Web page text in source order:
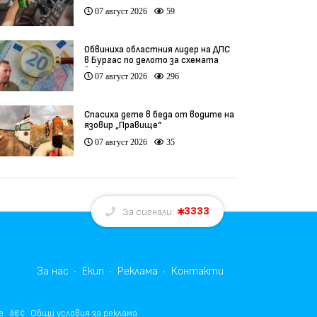
07 август 2026 59
Обвиниха областния лидер на ДПС
в Бургас по делото за схемата
във ВиК
07 август 2026 296
Спасиха дете в беда от водите на
язовир „Правище“
07 август 2026 35
За сигнали: 3333
За нас Екип Реклама Контакти
Общи условия за реклама